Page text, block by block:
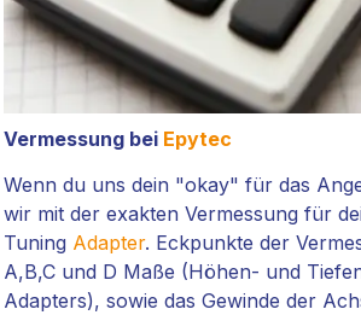
Vermessung bei Epytec
Wenn du uns dein "okay" für das
wir mit der exakten Vermessung für
Tuning Adapter. Eckpunkte der
A,B,C und D Maße (Höhen- und
Adapters), sowie das Gewinde der